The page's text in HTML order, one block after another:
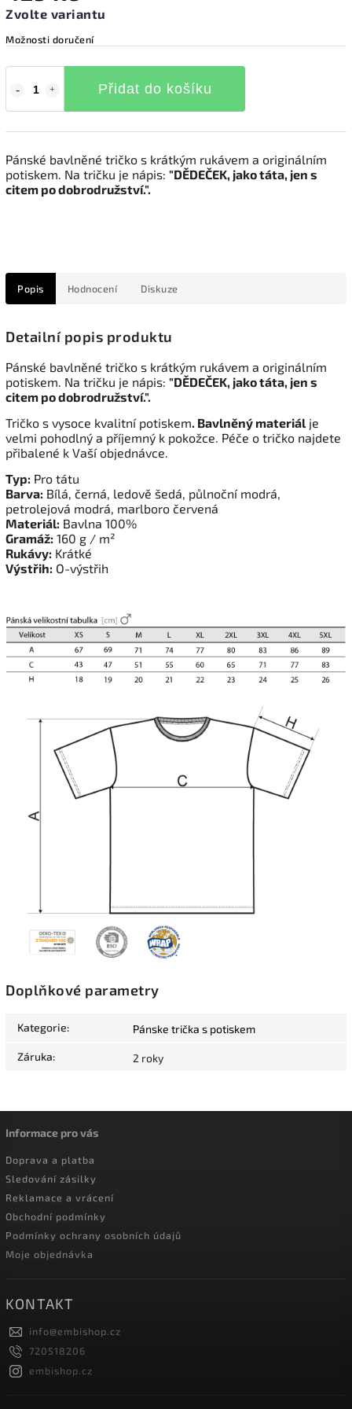
Zvolte variantu
Možnosti doručení
Přidat do košíku
Pánské bavlněné tričko s krátkým rukávem a originálním
potiskem. Na tričku je nápis: "DĚDEČEK, jako táta, jen s
citem po dobrodružství.".
Popis Hodnocení Diskuze
Detailní popis produktu
Pánské bavlněné tričko s krátkým rukávem a originálním
potiskem. Na tričku je nápis: "DĚDEČEK, jako táta, jen s
citem po dobrodružství.".
Tričko s vysoce kvalitní potiskem. Bavlněný materiál je
velmi pohodlný a příjemný k pokožce. Péče o tričko najdete
přibalené k Vaší objednávce.
Typ: Pro tátu
Barva: Bílá, černá, ledově šedá, půlnoční modrá,
petrolejová modrá, marlboro červená
Materiál: Bavlna 100%
Gramáž: 160 g / m²
Rukávy: Krátké
Výstřih: O-výstřih
Doplňkové parametry
Kategorie: Pánske trička s potiskem
Záruka: 2 roky
Informace pro vás
Doprava a platba
Sledování zásilky
Reklamace a vrácení
Obchodní podmínky
Podmínky ochrany osobních údajů
Moje objednávka
KONTAKT
info@embishop.cz
720518206
embishop.cz